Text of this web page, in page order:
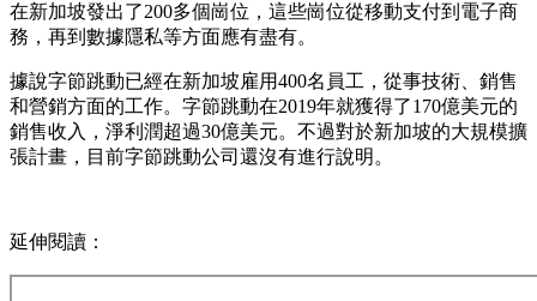
在新加坡發出了200多個崗位，這些崗位從移動支付到電子商
務，再到數據隱私等方面應有盡有。
據說字節跳動已經在新加坡雇用400名員工，從事技術、銷售
和營銷方面的工作。字節跳動在2019年就獲得了170億美元的
銷售收入，淨利潤超過30億美元。不過對於新加坡的大規模擴
張計畫，目前字節跳動公司還沒有進行說明。
延伸閱讀：